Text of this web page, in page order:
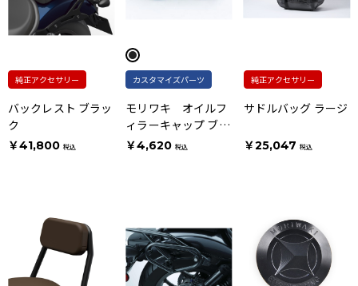
純正アクセサリー
バックレスト ブラッ
ク
￥41,800 税込
カスタマイズパーツ
モリワキ オイルフ
ィラーキャップ ブラ
ック
￥4,620 税込
純正アクセサリー
サドルバッグ ラージ
￥25,047 税込